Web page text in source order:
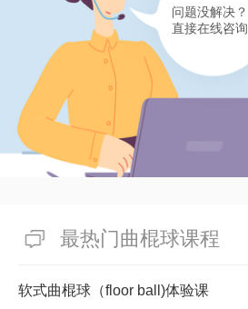
问题没解决？
直接在线咨询
最热门曲棍球课程
软式曲棍球（floor ball)体验课